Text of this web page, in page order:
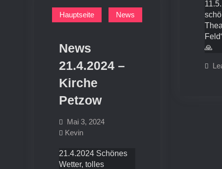
🙏
Hauptseite News
News
21.4.2024 –
Kirche
Petzow
Mai 3, 2024
Kevin
21.4.2024 Schönes
Wetter, tolles